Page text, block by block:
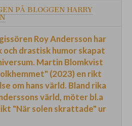
PÅ BLOGGEN HARRY
Roy Andersson har
och drastisk humor skapat
Martin Blomkvist
(2023) en rikt
om hans värld. Bland rika
värld, möter bl.a
"När solen skrattade" ur